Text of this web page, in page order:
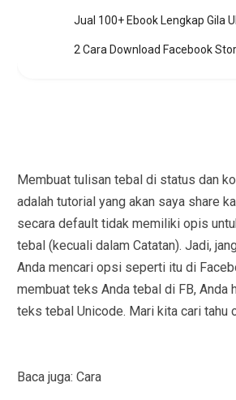
Membuat tulisan tebal di status dan
adalah tutorial yang akan saya share
secara default tidak memiliki opis
tebal (kecuali dalam Catatan). Jadi,
Anda mencari opsi seperti itu di
membuat teks Anda tebal di FB, Anda
teks tebal Unicode. Mari kita cari tahu
Baca juga: Cara